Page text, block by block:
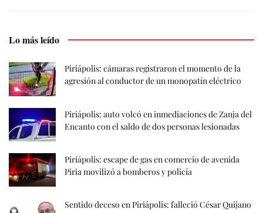
Lo más leído
Piriápolis: cámaras registraron el momento de la
agresión al conductor de un monopatín eléctrico
Piriápolis: auto volcó en inmediaciones de Zanja del
Encanto con el saldo de dos personas lesionadas
Piriápolis: escape de gas en comercio de avenida
Piria movilizó a bomberos y policía
Sentido deceso en Piriápolis: falleció César Quijano